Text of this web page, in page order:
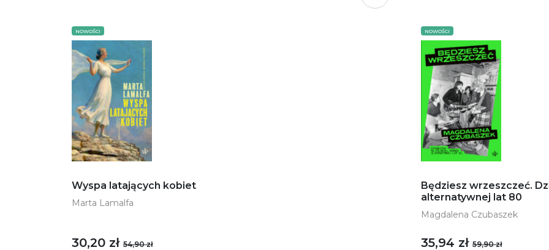
NOWOŚCI
Wyspa latających kobiet
Marta Lamalfa
30,20 zł 54,90 zł
NOWOŚCI
Będziesz wrzeszczeć.
alternatywnej lat 80
Magdalena Czubaszek
35,94 zł 59,90 zł